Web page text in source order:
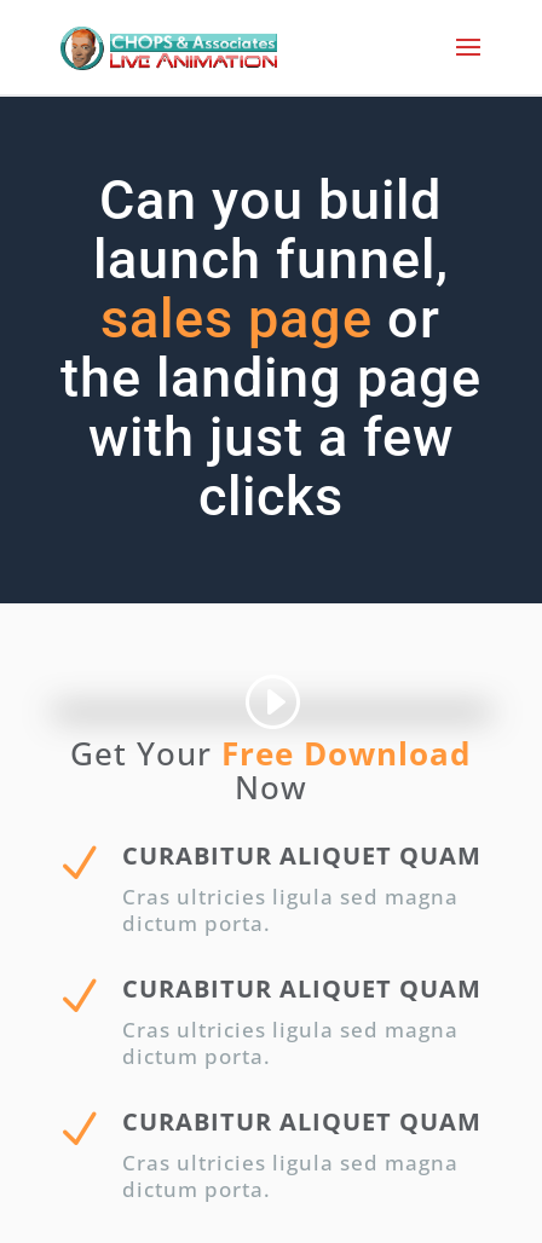
Can you build
launch funnel,
sales page or
the landing page
with just a few
clicks
Get Your Free Download
Now
N CURABITUR ALIQUET QUAM
Cras ultricies ligula sed magna
dictum porta.
N CURABITUR ALIQUET QUAM
Cras ultricies ligula sed magna
dictum porta.
N CURABITUR ALIQUET QUAM
Cras ultricies ligula sed magna
dictum porta.